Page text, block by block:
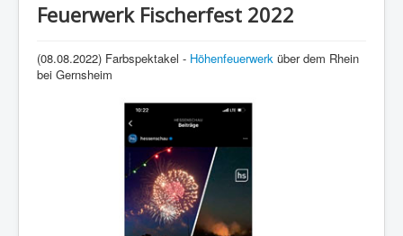
Fotografie
Feuerwerk Fischerfest 2022
(08.08.2022) Farbspektakel - Höhenfeuerwerk über dem Rhein
bei Gernsheim